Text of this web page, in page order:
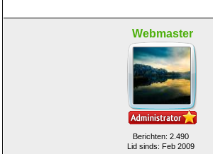
Webmaster
Berichten: 2.490
Lid sinds: Feb 2009